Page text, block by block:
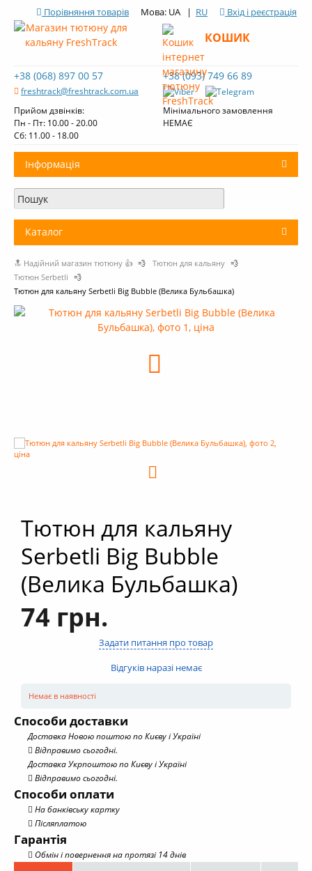
Порівняння товарів Мова: UA | RU Вхід і реєстрація
+38 (068) 897 00 57
freshtrack@freshtrack.com.ua
+38 (093) 749 66 89
Прийом дзвінків:
Пн - Пт: 10.00 - 20.00
Cб: 11.00 - 18.00
Мінімального замовлення
НЕМАЄ
КОШИК
Інформація
Про нас
Доставка і оплата
Огляди тютюну Fresh Track
Каталог
Тютюн для кальяну
Вугілля для кальяну
Кальяни
Умови опту
🔝 Надійний магазин тютюну 👍 💨 Тютюн для кальяну 💨
Тютюн Serbetli 💨
Тютюн для кальяну Serbetli Big Bubble (Велика Бульбашка)
Тютюн для кальяну
Serbetli Big Bubble
(Велика Бульбашка)
74 грн.
Задати питання про товар
Відгуків наразі немає
Немає в наявності
Способи доставки
Доставка Новою поштою по Києву і Україні
Відправимо сьогодні.
Доставка Укрпоштою по Києву і Україні
Відправимо сьогодні.
Способи оплати
На банківську картку
Післяплатою
Гарантія
Обмін і повернення на протязі 14 днів